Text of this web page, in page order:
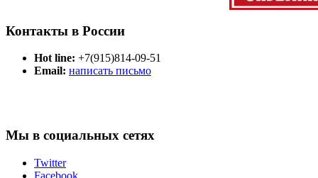
Контакты в России
Hot line: +7(915)814-09-51
Email: написать письмо
Мы в социальных сетях
Twitter
Facebook